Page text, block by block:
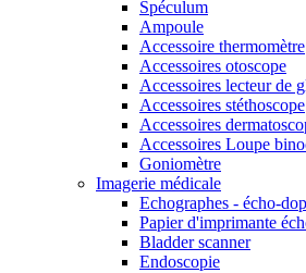
Spéculum
Ampoule
Accessoire thermomètre
Accessoires otoscope
Accessoires lecteur de
Accessoires stéthoscope
Accessoires
Accessoires Loupe
Goniomètre
Imagerie médicale
Echographes - écho-
Papier d'imprimante
Bladder scanner
Endoscopie